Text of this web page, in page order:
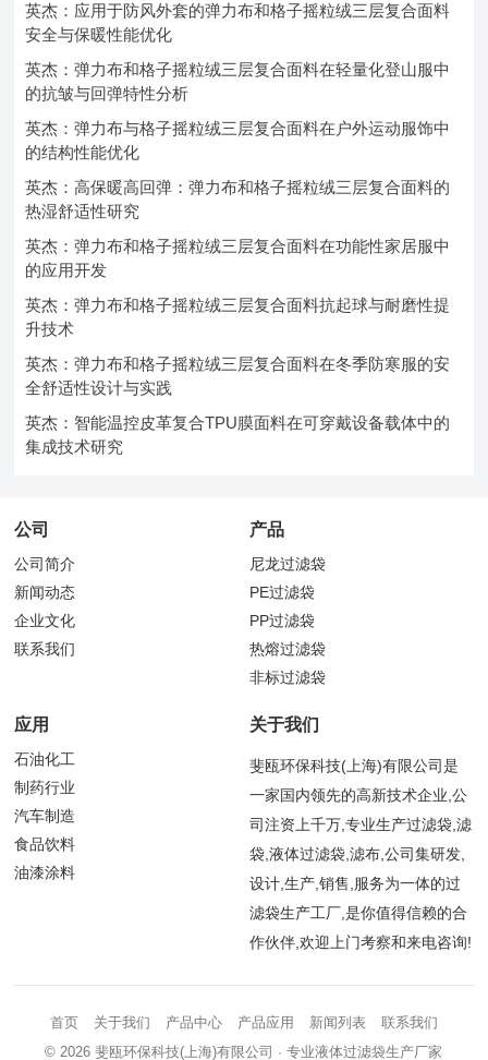
英杰：应用于防风外套的弹力布和格子摇粒绒三层复合面料
安全与保暖性能优化
英杰：弹力布和格子摇粒绒三层复合面料在轻量化登山服中
的抗皱与回弹特性分析
英杰：弹力布与格子摇粒绒三层复合面料在户外运动服饰中
的结构性能优化
英杰：高保暖高回弹：弹力布和格子摇粒绒三层复合面料的
热湿舒适性研究
英杰：弹力布和格子摇粒绒三层复合面料在功能性家居服中
的应用开发
英杰：弹力布和格子摇粒绒三层复合面料抗起球与耐磨性提
升技术
英杰：弹力布和格子摇粒绒三层复合面料在冬季防寒服的安
全舒适性设计与实践
英杰：智能温控皮革复合TPU膜面料在可穿戴设备载体中的
集成技术研究
公司
公司简介
新闻动态
企业文化
联系我们
产品
尼龙过滤袋
PE过滤袋
PP过滤袋
热熔过滤袋
非标过滤袋
应用
石油化工
制药行业
汽车制造
食品饮料
油漆涂料
关于我们
斐瓯环保科技(上海)有限公司是
一家国内领先的高新技术企业,公
司注资上千万,专业生产过滤袋,滤
袋,液体过滤袋,滤布,公司集研发,
设计,生产,销售,服务为一体的过
滤袋生产工厂,是你值得信赖的合
作伙伴,欢迎上门考察和来电咨询!
首页 关于我们 产品中心 产品应用 新闻列表
联系我们
© 2026斐瓯环保科技(上海)有限公司 · 专业液体过滤袋生产厂家